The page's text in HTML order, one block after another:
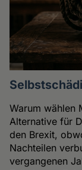
Warum wählen
Alternative für
den Brexit,
Nachteilen
vergangenen